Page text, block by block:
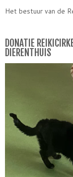
Het bestuur van de
DONATIE
DIERENTHUIS